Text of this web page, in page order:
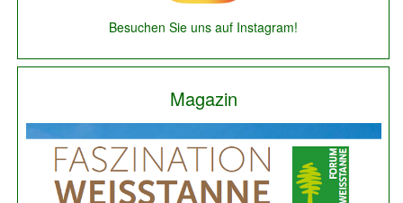
Besuchen Sie uns auf Instagram!
Magazin